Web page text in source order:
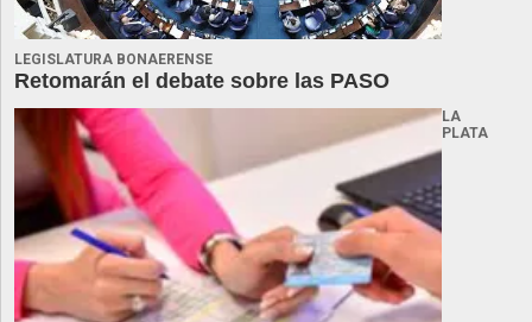
LEGISLATURA BONAERENSE
Retomarán el debate sobre las PASO
LA
PLATA